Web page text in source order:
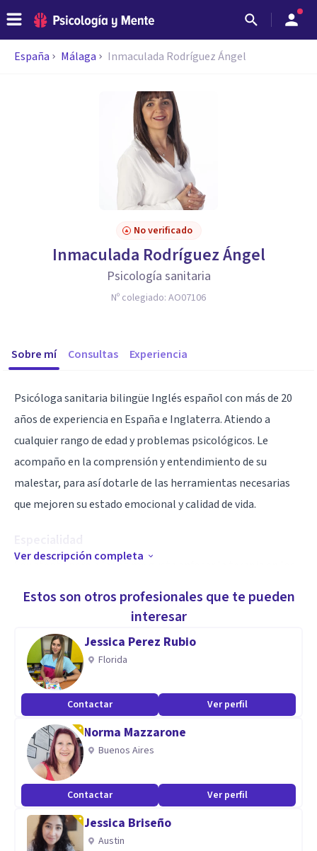
España Málaga Inmaculada Rodríguez Ángel
No verificado
Inmaculada Rodríguez Ángel
Psicología sanitaria
Nº colegiado: AO07106
Sobre mí Consultas Experiencia
Psicóloga sanitaria bilingüe Inglés español con más de 20
años de experiencia en España e Inglaterra. Atiendo a
cualquier rango de edad y problemas psicológicos. Le
acompaño en la comprensión y entendimiento de su
malestar, para así dotarle de las herramientas necesarias
que mejoren su estado emocional y calidad de vida.
Especialidad
Soy atenta pero a la vez me gusta enfocar la terapia en los
Ansiedad, depresión, trastornos alimentarios, trastornos
de personalidad, problemas de pareja y familiares,
impulsividad, obsesiones, trauma, estrés postraumático.
Ver descripción completa
Estos son otros profesionales que te pueden
interesar
Jessica Perez Rubio
Florida
Contactar Ver perfil
Norma Mazzarone
Buenos Aires
Contactar Ver perfil
Jessica Briseño
Austin